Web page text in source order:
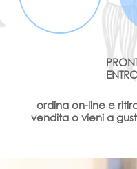
ordina on-line e
vendita o vieni a